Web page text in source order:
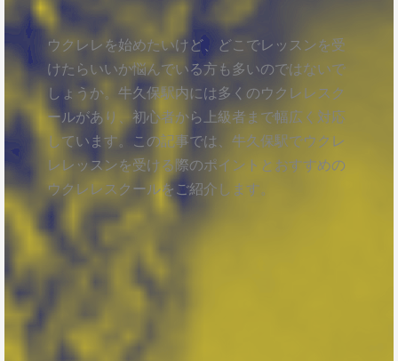
ウクレレを始めたいけど、どこでレッスンを受
けたらいいか悩んでいる方も多いのではないで
しょうか。牛久保駅内には多くのウクレレスク
ールがあり、初心者から上級者まで幅広く対応
しています。この記事では、牛久保駅でウクレ
レレッスンを受ける際のポイントとおすすめの
ウクレレスクールをご紹介します。